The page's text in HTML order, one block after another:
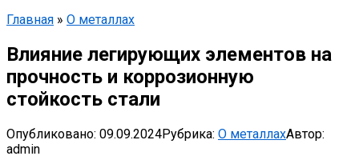
Главная » О металлах
Влияние легирующих элементов на
прочность и коррозионную
стойкость стали
Опубликовано: 09.09.2024Рубрика: О металлахАвтор:
admin